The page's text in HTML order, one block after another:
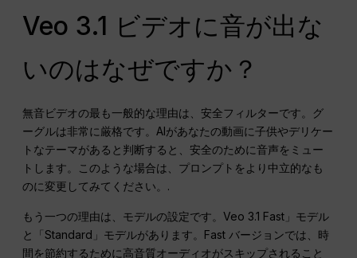
Veo 3.1 ビデオに音が出な
いのはなぜですか？
無音ビデオの最も一般的な理由は、安全フィルターです。グ
ーグルは非常に厳格です。AIがあなたの動画に子供やデリケー
トなテーマがあると判断すると、安全のために音声をミュー
トします。このような場合は、プロンプトをより中立的なも
のに変更してみてください。.
もう一つの理由は、モデルの設定です。Veo 3.1 Fast」モデル
と「Standard」モデルがあります。Fast バージョンでは、時
間を節約するために高音質オーディオがスキップされること